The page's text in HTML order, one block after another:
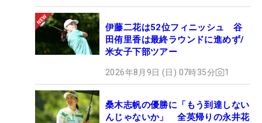
伊藤二花は52位フィニッシュ 谷
田侑里香は最終ラウンドに進めず/
米女子下部ツアー
2026年8月9日 (日) 07時35分 1
桑木志帆の優勝に「もう到達しない
んじゃないか」 全英帰りの永井花